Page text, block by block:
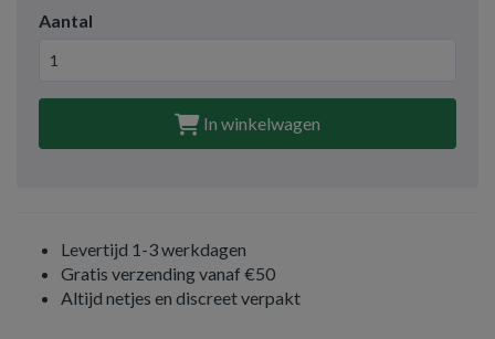
Aantal
In winkelwagen
Levertijd 1-3 werkdagen
Gratis verzending vanaf €50
Altijd netjes en discreet verpakt